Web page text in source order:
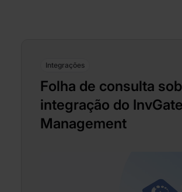
Integrações
Folha de consulta
integração do
Management